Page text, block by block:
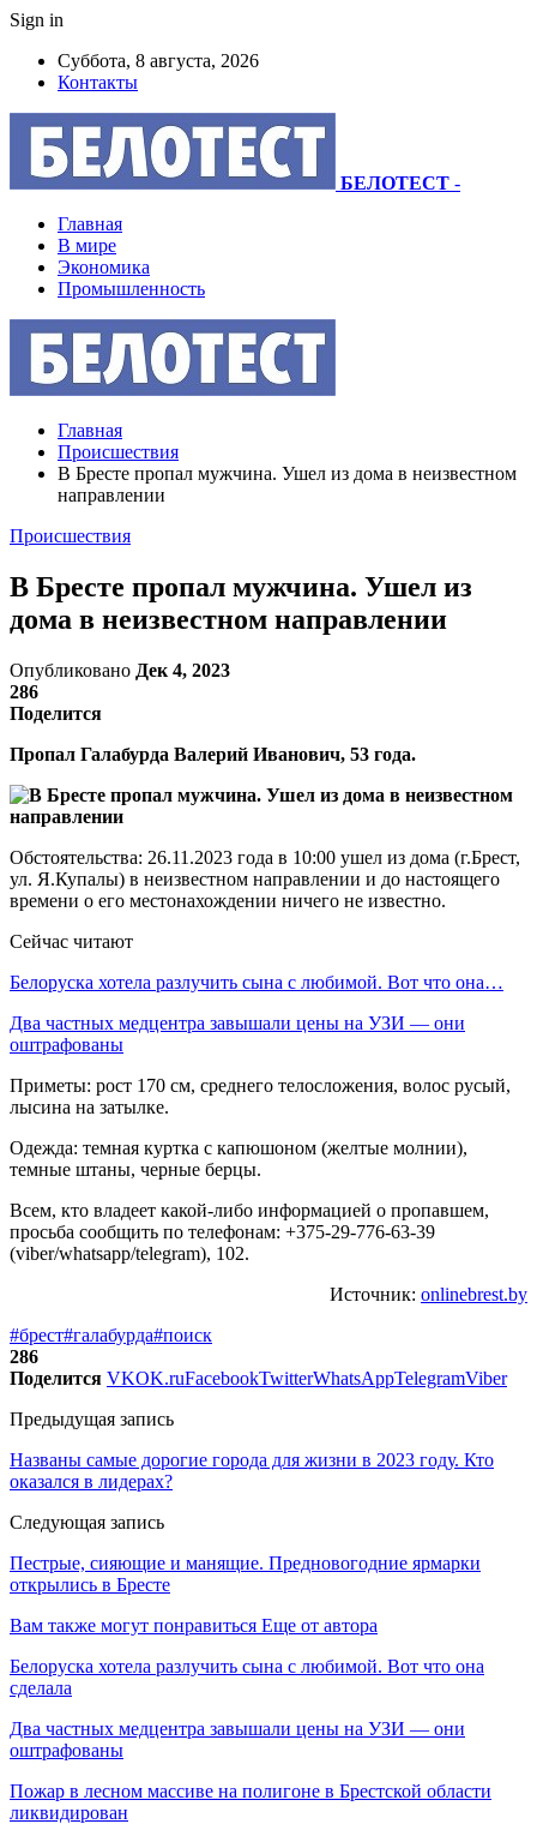
Sign in
Суббота, 8 августа, 2026
Контакты
БЕЛОТЕСТ -
Главная
В мире
Экономика
Промышленность
Главная
Происшествия
В Бресте пропал мужчина. Ушел из дома в неизвестном
направлении
Происшествия
В Бресте пропал мужчина. Ушел из
дома в неизвестном направлении
Опубликовано Дек 4, 2023
286
Поделится
Пропал Галабурда Валерий Иванович, 53 года.
Обстоятельства: 26.11.2023 года в 10:00 ушел из дома (г.Брест,
ул. Я.Купалы) в неизвестном направлении и до настоящего
времени о его местонахождении ничего не известно.
Сейчас читают
Белоруска хотела разлучить сына с любимой. Вот что она…
Два частных медцентра завышали цены на УЗИ — они
оштрафованы
Приметы: рост 170 см, среднего телосложения, волос русый,
лысина на затылке.
Одежда: темная куртка с капюшоном (желтые молнии),
темные штаны, черные берцы.
Всем, кто владеет какой-либо информацией о пропавшем,
просьба сообщить по телефонам: +375-29-776-63-39
(viber/whatsapp/telegram), 102.
Источник: onlinebrest.by
#брест#галабурда#поиск
286
Поделится VKOK.ruFacebookTwitterWhatsAppTelegramViber
Предыдущая запись
Названы самые дорогие города для жизни в 2023 году. Кто
оказался в лидерах?
Следующая запись
Пестрые, сияющие и манящие. Предновогодние ярмарки
открылись в Бресте
Вам также могут понравиться Еще от автора
Белоруска хотела разлучить сына с любимой. Вот что она
сделала
Два частных медцентра завышали цены на УЗИ — они
оштрафованы
Пожар в лесном массиве на полигоне в Брестской области
ликвидирован